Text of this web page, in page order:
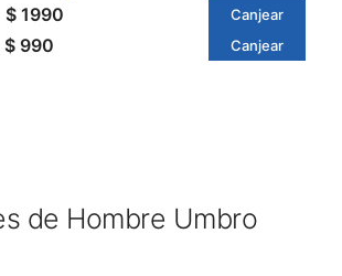
$ 1990 Canjear
$ 990 Canjear
de Hombre Umbro